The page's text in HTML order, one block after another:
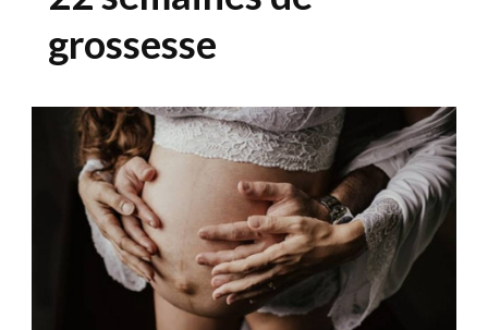
grossesse